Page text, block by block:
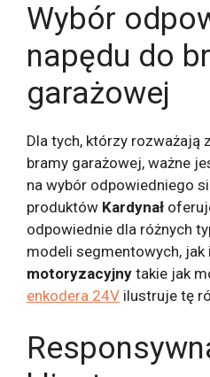
Wybór
napędu do
garażowej
Dla tych, którzy rozważają
bramy garażowej, ważne
na wybór odpowiedniego
produktów Kardynał
odpowiednie dla różnych
modeli segmentowych, jak
motoryzacyjny takie jak
enkodera 24V ilustruje tę